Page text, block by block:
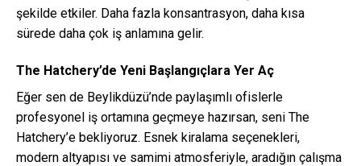
şekilde etkiler. Daha fazla konsantrasyon, daha kısa
sürede daha çok iş anlamına gelir.
The Hatchery’de Yeni Başlangıçlara Yer Aç
Eğer sen de Beylikdüzü’nde paylaşımlı ofislerle
profesyonel iş ortamına geçmeye hazırsan, seni The
Hatchery’e bekliyoruz. Esnek kiralama seçenekleri,
modern altyapısı ve samimi atmosferiyle, aradığın çalışma